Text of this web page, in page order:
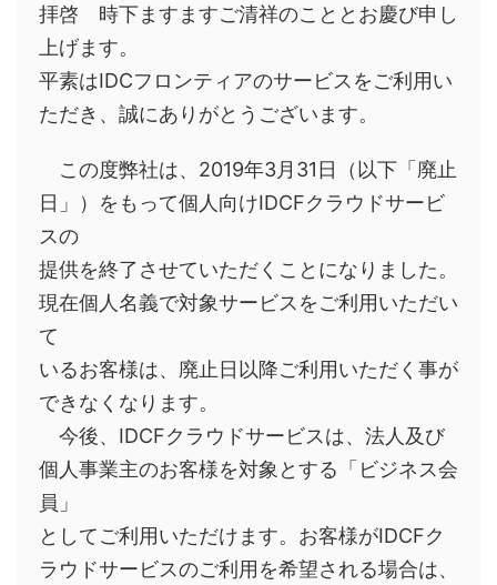
拝啓 時下ますますご清祥のこととお慶び申し
上げます。
平素はIDCフロンティアのサービスをご利用い
ただき、誠にありがとうございます。
この度弊社は、2019年3月31日（以下「廃止
日」）をもって個人向けIDCFクラウドサービ
スの
提供を終了させていただくことになりました。
現在個人名義で対象サービスをご利用いただい
て
いるお客様は、廃止日以降ご利用いただく事が
できなくなります。
今後、IDCFクラウドサービスは、法人及び
個人事業主のお客様を対象とする「ビジネス会
員」
としてご利用いただけます。お客様がIDCFク
ラウドサービスのご利用を希望される場合は、